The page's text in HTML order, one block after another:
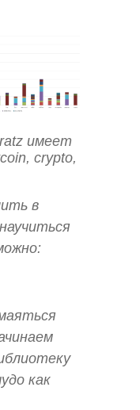
имеет
crypto,
в
как